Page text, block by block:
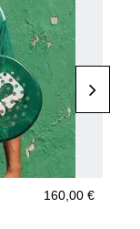
160,00 €